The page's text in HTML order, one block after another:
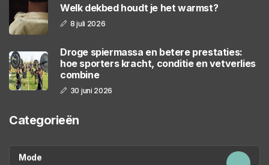
Welk dekbed houdt je het warmst?
8 juli 2026
Droge spiermassa en betere prestaties:
hoe sporters kracht, conditie en vetverlies
combine
30 juni 2026
Categorieën
Mode